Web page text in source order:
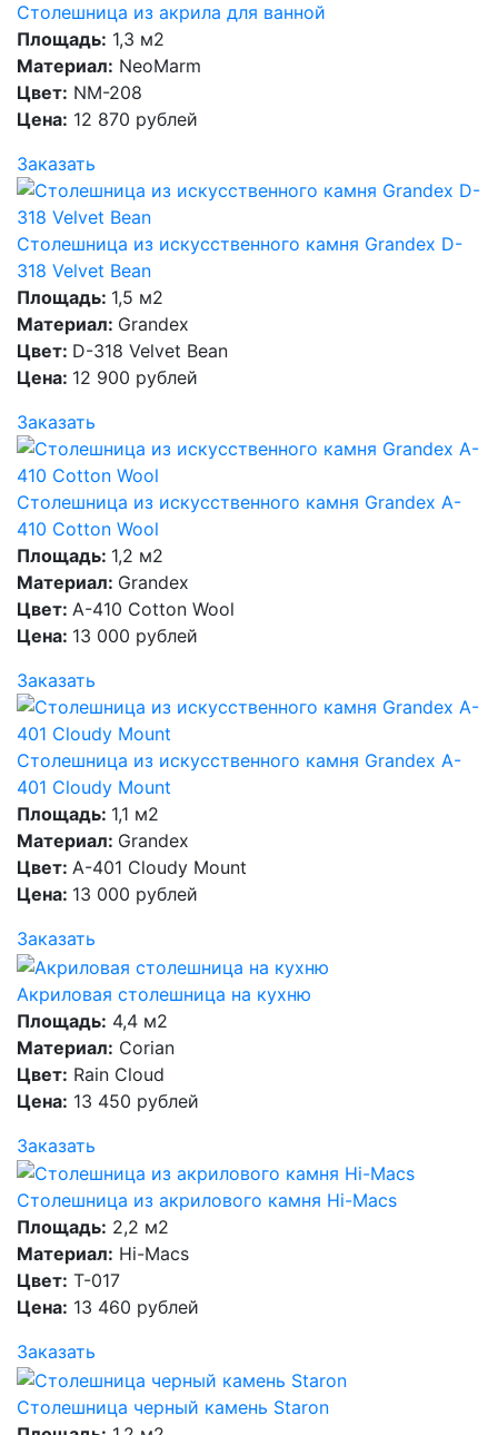
Столешница из акрила для ванной
Площадь: 1,3 м2
Материал: NeoMarm
Цвет: NM-208
Цена: 12 870 рублей
Заказать
Столешница из искусственного камня Grandex D-
318 Velvet Bean
Площадь: 1,5 м2
Материал: Grandex
Цвет: D-318 Velvet Bean
Цена: 12 900 рублей
Заказать
Столешница из искусственного камня Grandex A-
410 Cotton Wool
Площадь: 1,2 м2
Материал: Grandex
Цвет: A-410 Cotton Wool
Цена: 13 000 рублей
Заказать
Столешница из искусственного камня Grandex A-
401 Cloudy Mount
Площадь: 1,1 м2
Материал: Grandex
Цвет: A-401 Cloudy Mount
Цена: 13 000 рублей
Заказать
Акриловая столешница на кухню
Площадь: 4,4 м2
Материал: Corian
Цвет: Rain Cloud
Цена: 13 450 рублей
Заказать
Столешница из акрилового камня Hi-Macs
Площадь: 2,2 м2
Материал: Hi-Macs
Цвет: T-017
Цена: 13 460 рублей
Заказать
Столешница черный камень Staron